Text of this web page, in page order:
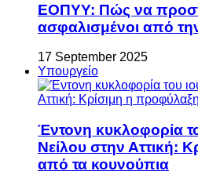
ΕΟΠΥΥ: Πώς να
ασφαλισμένοι από
17 September 2025
Υπουργείο
Έντονη κυκλοφορία
Νείλου στην Αττική:
από τα κουνούπια